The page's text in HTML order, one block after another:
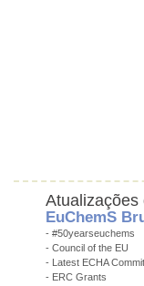
Atualizações
EuChemS
- #50yearseuchems
- Council of the EU
- Latest ECHA
- ERC Grants